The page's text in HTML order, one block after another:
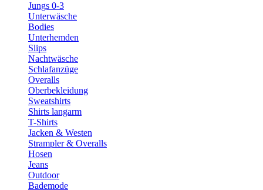
Jungs 0-3
Unterwäsche
Bodies
Unterhemden
Slips
Nachtwäsche
Schlafanzüge
Overalls
Oberbekleidung
Sweatshirts
Shirts langarm
T-Shirts
Jacken & Westen
Strampler & Overalls
Hosen
Jeans
Outdoor
Bademode